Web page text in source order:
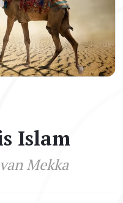
Islam
Mekka